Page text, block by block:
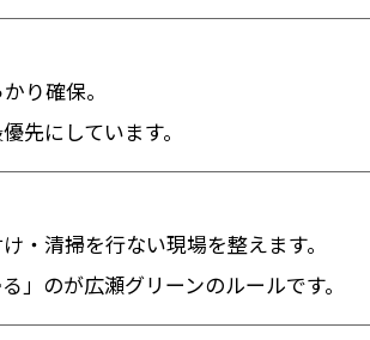
り確保。
先にしています。
・清掃を行ない現場を整えます。
」のが広瀬グリーンのルールです。